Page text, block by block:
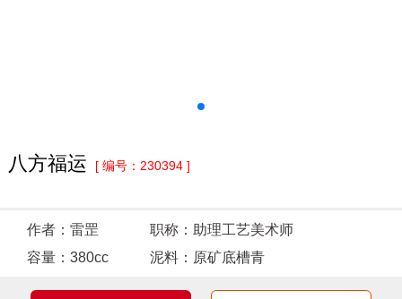
八方福运 [ 编号：230394 ]
作者： 雷罡 职称： 助理工艺美术师
容量： 380cc 泥料： 原矿底槽青